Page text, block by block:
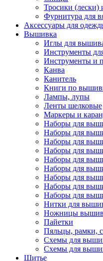
Тросики (лески)
Фурнитура для
Аксессуары для
Вышивка
Иглы для
Инструменты
Инструменты и
Канва
Канитель
Книги по
Лампы, лупы
Ленты шелковые
Маркеры и
Наборы для
Наборы для
Наборы для
Наборы для
Наборы для
Наборы для
Наборы для
Наборы для
Наборы для
Нитки для
Ножницы
Пайетки
Пяльцы, рамки,
Схемы для
Схемы для
Шитье